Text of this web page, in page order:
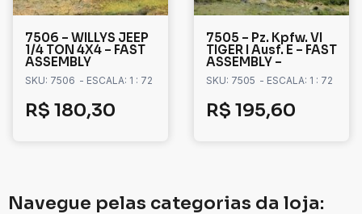
7506 – WILLYS JEEP
1/4 TON 4X4 – FAST
ASSEMBLY
SKU: 7506 - ESCALA: 1 : 72
R$ 180,30
7505 – Pz. Kpfw. VI
TIGER I Ausf. E – FAST
ASSEMBLY –
SKU: 7505 - ESCALA: 1 : 72
R$ 195,60
Navegue pelas categorias da loja: